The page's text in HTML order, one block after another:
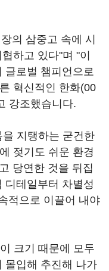
의 삼중고 속에 시
하고 있다"며 "이
글로벌 챔피언으로
혁신적인 한화(00
강조했습니다.
지탱하는 굳건한
젖기도 쉬운 환경
당연한 것을 뒤집
디테일부터 차별성
적으로 이끌어 내야
크기 때문에 모두
몰입해 추진해 나가